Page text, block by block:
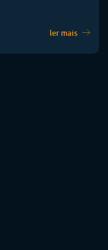
ler mais